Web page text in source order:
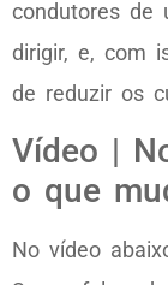
condutores de
dirigir, e, com
de reduzir os
Vídeo |
o que
No vídeo